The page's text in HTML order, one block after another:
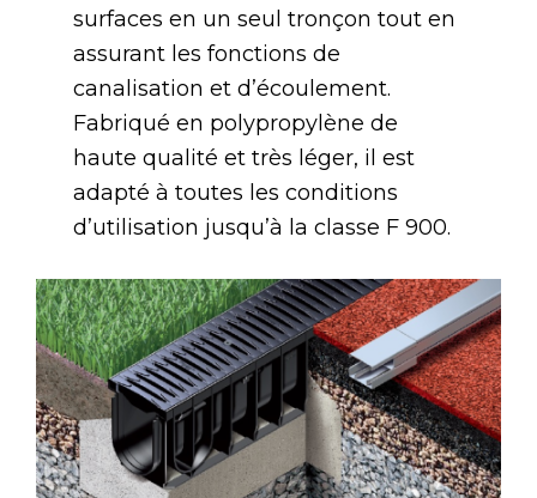
surfaces en un seul tronçon tout en
assurant les fonctions de
canalisation et d’écoulement.
Fabriqué en polypropylène de
haute qualité et très léger, il est
adapté à toutes les conditions
d’utilisation jusqu’à la classe F 900.